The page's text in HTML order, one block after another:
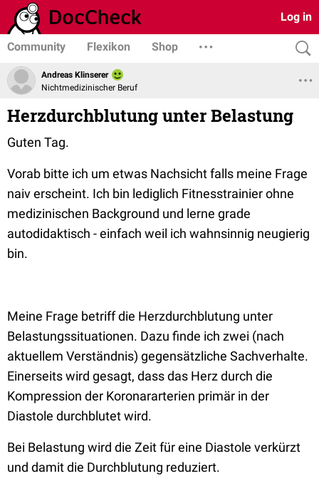
Log in
Community Flexikon Shop
Andreas Klinserer
Nichtmedizinischer Beruf
Herzdurchblutung unter Belastung
Guten Tag.
Vorab bitte ich um etwas Nachsicht falls meine Frage
naiv erscheint. Ich bin lediglich Fitnesstrainier ohne
medizinischen Background und lerne grade
autodidaktisch - einfach weil ich wahnsinnig neugierig
bin.
Meine Frage betriff die Herzdurchblutung unter
Belastungssituationen. Dazu finde ich zwei (nach
aktuellem Verständnis) gegensätzliche Sachverhalte.
Einerseits wird gesagt, dass das Herz durch die
Kompression der Koronararterien primär in der
Diastole durchblutet wird.
Bei Belastung wird die Zeit für eine Diastole verkürzt
und damit die Durchblutung reduziert.